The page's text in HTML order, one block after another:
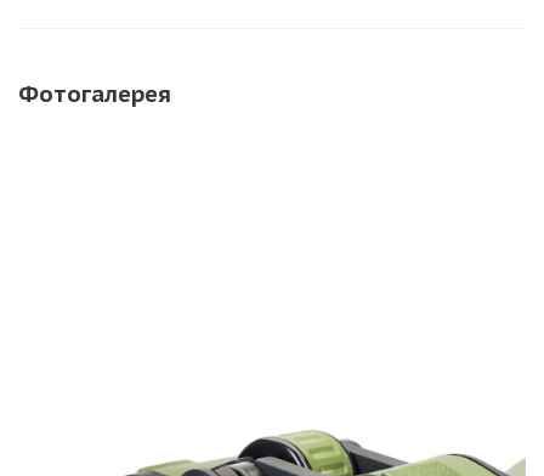
Фотогалерея